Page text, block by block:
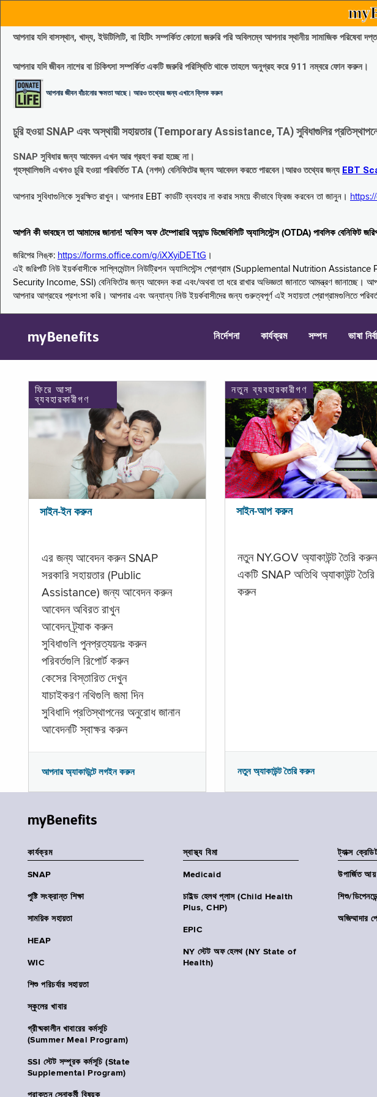
আপনার যদি বাসস্থান, খাদ্য, ইউটিলিটি, বা হিটিং সম্পর্কিত কোনো জরুরি পরি অবিলম্বে আপনার স্থানীয় সামাজিক
আপনার যদি জীবন নাশের বা চিকিৎসা সম্পর্কিত একটি জরুরি পরিস্থিতি থাকে তাহলে অনুগ্রহ করে 911 নম্বরে ফোন করুন।
আপনার জীবন বাঁচানোর ক্ষমতা আছে। আরও তথ্যের জন্য এখানে ক্লিক করুন
চুরি হওয়া SNAP এবং অস্থায়ী সহায়তার (Temporary Assistance, TA) সুবিধাগুলির প্রতিস্থাপনের
SNAP সুবিধার জন্য আবেদন এখন আর গ্রহণ করা হচ্ছে না।
গৃহস্থালিগুলি এখনও চুরি হওয়া পরিবর্তিত TA (নগদ) বেনিফিটের জ্নয আবেদন করতে পারবেন।আরও তথ্যের জন্য EBT
আপনার সুবিধাগুলিকে সুরক্ষিত রাখুন। আপনার EBT কার্ডটি ব্যবহার না করার সময়ে কীভাবে ফ্রিজ করবেন তা জানুন।
আপনি কী ভাবছেন তা আমাদের জানান! অফিস অফ টেম্পোরারি অ্যান্ড ডিজেবিলিটি অ্যাসিস্টেন্স (OTDA) পাবলিক
জরিপের লিঙ্ক: https://forms.office.com/g/iXXyiDETtG ।
এই জরিপটি নিউ ইয়র্কবাসীকে সাপ্লিমেন্টাল নিউট্রিশন অ্যাসিস্টেন্স প্রোগ্রাম (Supplemental Nutrition
Security Income, SSI) বেনিফিটের জন্য আবেদন করা এবং/অথবা তা ধরে রাখার অভিজ্ঞতা জানাতে আমন্ত্রণ জানাচ্ছে।
আপনার আগ্রহের প্রশংসা করি। আপনার এবং অন্যান্য নিউ ইয়র্কবাসীদের জন্য গুরুত্বপূর্ণ এই সহায়তা প্রোগ্রামগুলিতে
myBenefits নির্দেশনা কার্যক্রম সম্পদ ভাষা
ফিরে আসা
ব্যবহারকারীগণ
সাইন-ইন করুন
এর জন্য আবেদন করুন SNAP
সরকারি সহায়তার (Public
Assistance) জন্য আবেদন করুন
আবেদন অবিরত রাখুন
আবেদন ট্র্যাক করুন
সুবিধাগুলি পুনপ্রত্যয়নঃ করুন
পরিবর্তগুলি রিপোর্ট করুন
কেসের বিস্তারিত দেখুন
যাচাইকরণ নথিগুলি জমা দিন
সুবিধাদি প্রতিস্থাপনের অনুরোধ জানান
আবেদনটি স্বাক্ষর করুন
আপনার অ্যাকাউন্টে লগইন করুন
নতুন ব্যবহারকারীগণ
সাইন-আপ করুন
নতুন NY.GOV অ্যাকাউন্ট তৈরি করুন
একটি SNAP অতিথি অ্যাকাউন্ট তৈরি
করুন
নতুন অ্যাকাউন্ট তৈরি করুন
myBenefits
কার্যক্রম
SNAP
পুষ্টি সংক্রান্ত শিক্ষা
সাময়িক সহায়তা
HEAP
WIC
শিশু পরিচর্যার সহায়তা
স্কুলের খাবার
গ্রীষ্মকালীন খাবারের কর্মসূচি
(Summer Meal Program)
SSI স্টেট সম্পূরক কর্মসূচি (State
Supplemental Program)
প্রাক্তন সেনাকর্মী বিষয়ক
স্বাস্থ্য বিমা
Medicaid
চাইল্ড হেলথ প্লাস (Child Health
Plus, CHP)
EPIC
NY স্টেট অফ হেলথ (NY State of
Health)
ট্যাক্স
উপার্জিত আয়
শিশু/
অজিম্মাদার